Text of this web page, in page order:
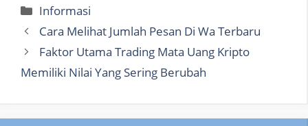
Categories
Informasi
Cara Melihat Jumlah Pesan Di Wa Terbaru
Faktor Utama Trading Mata Uang Kripto
Memiliki Nilai Yang Sering Berubah